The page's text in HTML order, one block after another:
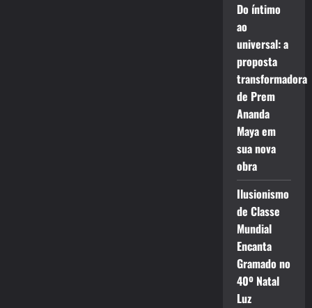
Do íntimo
ao
universal: a
proposta
transformadora
de Prem
Ananda
Maya em
sua nova
obra
Ilusionismo
de Classe
Mundial
Encanta
Gramado no
40º Natal
Luz